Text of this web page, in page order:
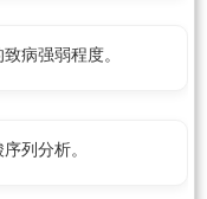
病强弱程度。
列分析。